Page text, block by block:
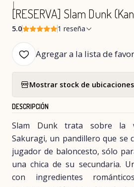
|
[RESERVA] Slam Dunk
5.0 1 reseña
Agregar a la lista de
Mostrar stock de ubicaciones
DESCRIPCIÓN
Slam Dunk trata sobre la
Sakuragi, un pandillero que se
jugador de baloncesto, sólo
una chica de su secundaria.
con ingredientes